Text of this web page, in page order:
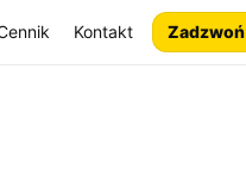
Kontakt Zadzwoń